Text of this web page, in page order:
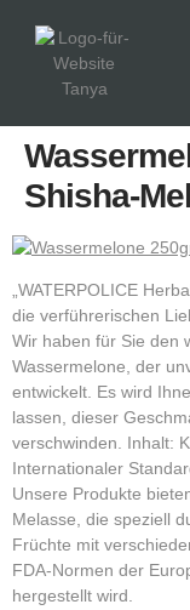
Shisha-
„WATERPOLICE
die verführerischen
Wir haben für Sie den
Wassermelone, der
entwickelt. Es wird
lassen, dieser
verschwinden. Inhalt:
Internationaler
Unsere Produkte
Melasse, die speziell
Früchte mit
FDA-Normen der
hergestellt wird.